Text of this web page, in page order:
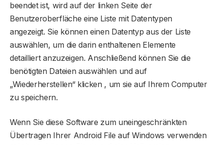
beendet ist, wird auf der linken Seite der
Benutzeroberfläche eine Liste mit Datentypen
angezeigt. Sie können einen Datentyp aus der Liste
auswählen, um die darin enthaltenen Elemente
detailliert anzuzeigen. Anschließend können Sie die
benötigten Dateien auswählen und auf
„Wiederherstellen“ klicken , um sie auf Ihrem Computer
zu speichern.
Wenn Sie diese Software zum uneingeschränkten
Übertragen Ihrer Android File auf Windows verwenden